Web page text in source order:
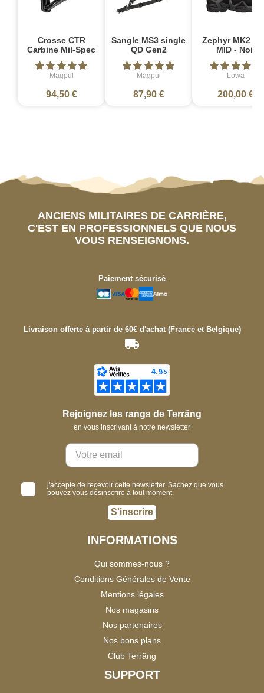
Crosse CTR
Carbine Mil-Spec
Magpul
94,50 €
Sangle MS3 single
QD Gen2
Magpul
87,90 €
Zephyr MK2
MID - Noir
Lowa
200,00 €
ANCIENS MILITAIRES DE CARRIÈRE,
C'EST EN PROFESSIONNELS QUE NOUS
VOUS RENSEIGNONS.
Paiement sécurisé
Livraison offerte à partir de 60€ d'achat (France et Belgique)
Rejoignez les rangs de Terräng
en vous inscrivant à notre newsletter
j'accepte de recevoir cette newsletter. Sachez que vous
pouvez vous désinscrire à tout moment.
S'inscrire
INFORMATIONS
Qui sommes-nous ?
Conditions Générales de Vente
Mentions légales
Nos magasins
Nos partenaires
Nos bons plans
Club Terräng
SUPPORT